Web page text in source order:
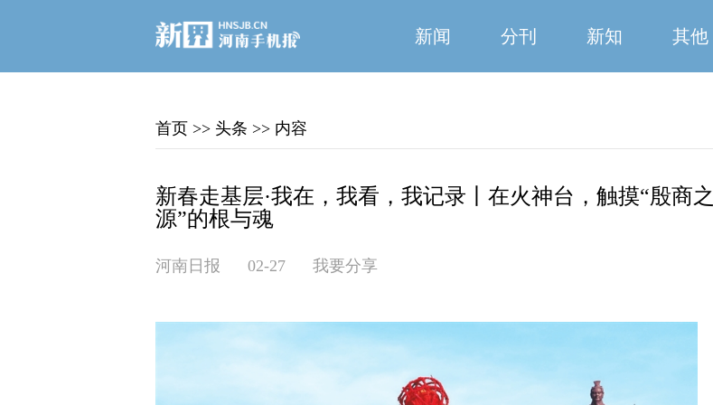
新闻 分刊 新知 其他
首页 >> 头条 >> 内容
新春走基层·我在，我看，我记录丨在火神台，触摸“殷商之
源”的根与魂
河南日报 02-27 我要分享